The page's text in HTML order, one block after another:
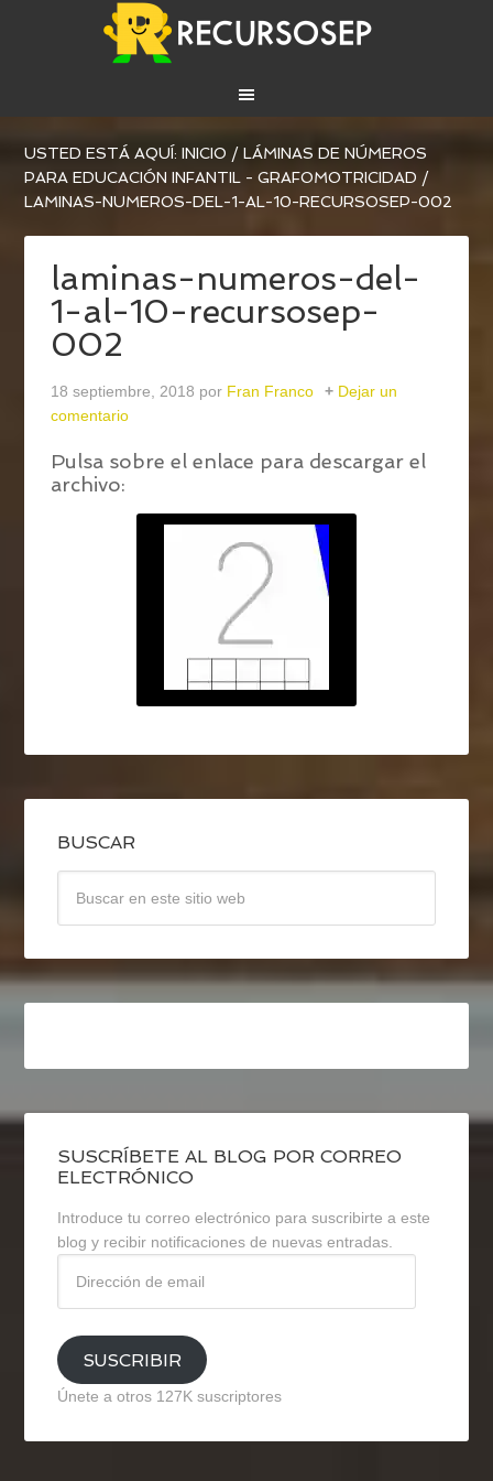
USTED ESTÁ AQUÍ:INICIO / LÁMINAS DE NÚMEROS
PARA EDUCACIÓN INFANTIL - GRAFOMOTRICIDAD /
LAMINAS-NUMEROS-DEL-1-AL-10-RECURSOSEP-002
laminas-numeros-del-
1-al-10-recursosep-
002
18 septiembre, 2018 por Fran Franco
Dejar un
comentario
Pulsa sobre el enlace para descargar el
archivo:
BUSCAR
SUSCRÍBETE AL BLOG POR CORREO
ELECTRÓNICO
Introduce tu correo electrónico para suscribirte a este
blog y recibir notificaciones de nuevas entradas.
email
SUSCRIBIR
Únete a otros 127K suscriptores